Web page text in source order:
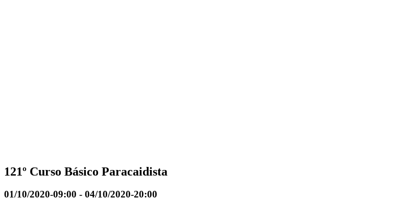
121º Curso Básico Paracaidista
01/10/2020-09:00 - 04/10/2020-20:00